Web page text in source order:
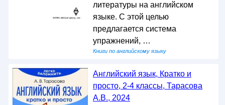
литературы на английском
языке. С этой целью
предлагается система
упражнений, …
Книги по английскому языку
Английский язык, Кратко и
просто, 2-4 классы, Тарасова
А.В., 2024